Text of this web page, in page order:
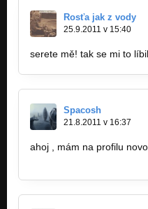
Rosťa jak z vody
25.9.2011 v 15:40
serete mě! tak se mi to
Spacosh
21.8.2011 v 16:37
ahoj , mám na profilu